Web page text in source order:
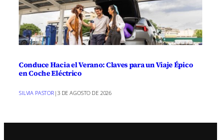
Conduce Hacia el Verano: Claves para un Viaje Épico
en Coche Eléctrico
SILVIA PASTOR |3 DE AGOSTO DE 2026